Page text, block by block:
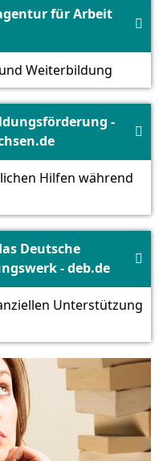
für Arbeit

Weiterbildung
-

Hilfen während
Deutsche
- deb.de

Unterstützung